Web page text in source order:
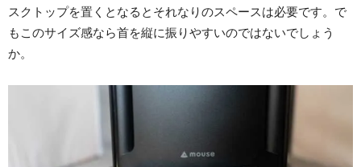
スクトップを置くとなるとそれなりのスペースは必要です。で
もこのサイズ感なら首を縦に振りやすいのではないでしょう
か。